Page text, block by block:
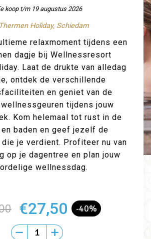
koop t/m 19 augustus 2026
Thermen Holiday, Schiedam
relaxmoment tijdens een
dagje bij Wellnessresort
Laat de drukte van alledag
ontdek de verschillende
en geniet van de
tijdens jouw
Kom helemaal tot rust in de
en baden en geef jezelf de
die je verdient. Profiteer nu van
op je dagentree en plan jouw
wellnessdag.
€27,50 -40%